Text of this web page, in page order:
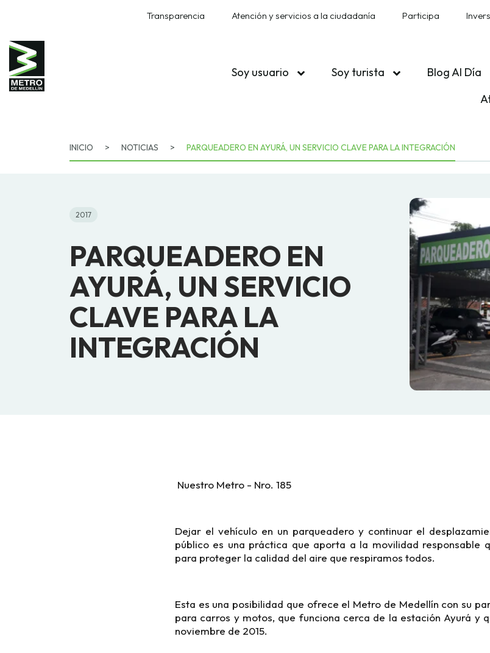
Transparencia Atención y servicios a la ciudadanía Participa
Soy usuario Soy turista Blog Al Día
INICIO > NOTICIAS > PARQUEADERO EN AYURÁ, UN SERVICIO CLAVE PARA LA INTEGRACIÓN
2017
PARQUEADERO EN
AYURÁ, UN SERVICIO
CLAVE PARA LA
INTEGRACIÓN
Nuestro Metro - Nro. 185
Dejar el vehículo en un parqueadero y continuar el
público es una práctica que aporta a la movilidad responsable
para proteger la calidad del aire que respiramos todos.
Esta es una posibilidad que ofrece el Metro de Medellín con su
para carros y motos, que funciona cerca de la estación Ayurá y
noviembre de 2015.